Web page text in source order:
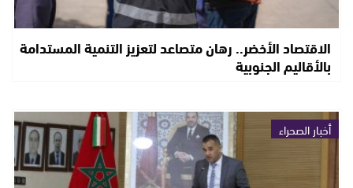
الاقتصاد الأخضر.. رهان متصاعد لتعزيز التنمية المستدامة
بالأقاليم الجنوبية
أخبار الصحراء